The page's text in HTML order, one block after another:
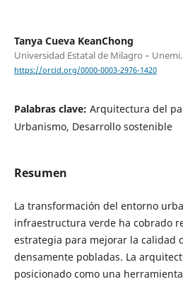
Tanya Cueva KeanChong
Universidad Estatal de Milagro –
https://orcid.org/0000-0003-2976-1420
Palabras clave: Arquitectura del
Urbanismo, Desarrollo sostenible
Resumen
La transformación del entorno
infraestructura verde ha cobrado
estrategia para mejorar la calidad
densamente pobladas. La
posicionado como una